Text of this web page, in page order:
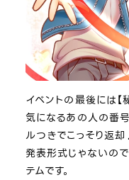
イベントの最後には【
気になるあの人の番
ルつきでこっそり返
発表形式じゃないの
テムです。